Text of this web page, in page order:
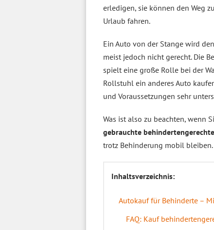
erledigen, sie können den Weg
Urlaub fahren.
Ein Auto von der Stange wird den
meist jedoch nicht gerecht. Die
spielt eine große Rolle bei der
Rollstuhl ein anderes Auto
und Voraussetzungen sehr
Was ist also zu beachten, wenn
gebrauchte
trotz Behinderung mobil bleiben.
Inhaltsverzeichnis:
Autokauf für Behinderte –
FAQ: Kauf